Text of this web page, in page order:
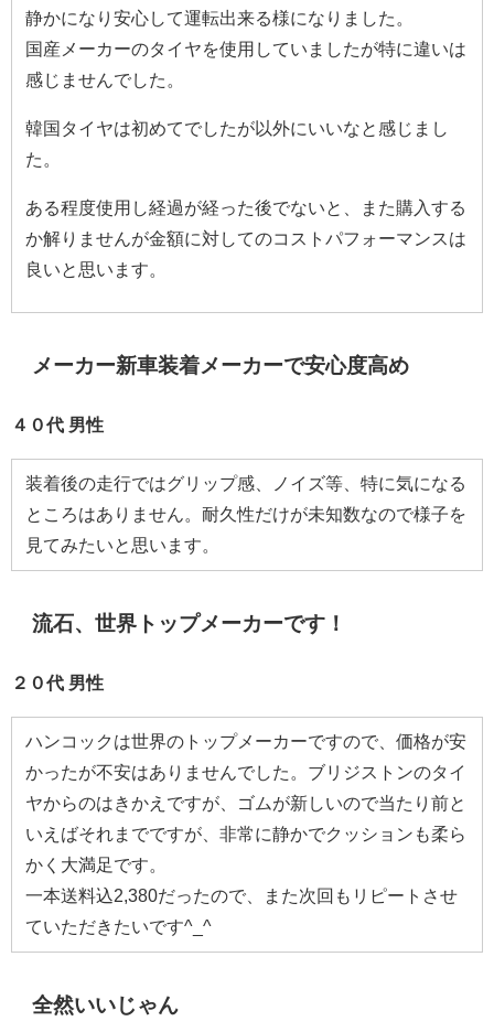
静かになり安心して運転出来る様になりました。
国産メーカーのタイヤを使用していましたが特に違いは
感じませんでした。
韓国タイヤは初めてでしたが以外にいいなと感じまし
た。
ある程度使用し経過が経った後でないと、また購入する
か解りませんが金額に対してのコストパフォーマンスは
良いと思います。
メーカー新車装着メーカーで安心度高め
４０代 男性
装着後の走行ではグリップ感、ノイズ等、特に気になる
ところはありません。耐久性だけが未知数なので様子を
見てみたいと思います。
流石、世界トップメーカーです！
２０代 男性
ハンコックは世界のトップメーカーですので、価格が安
かったが不安はありませんでした。ブリジストンのタイ
ヤからのはきかえですが、ゴムが新しいので当たり前と
いえばそれまでですが、非常に静かでクッションも柔ら
かく大満足です。
一本送料込2,380だったので、また次回もリピートさせ
ていただきたいです^_^
全然いいじゃん